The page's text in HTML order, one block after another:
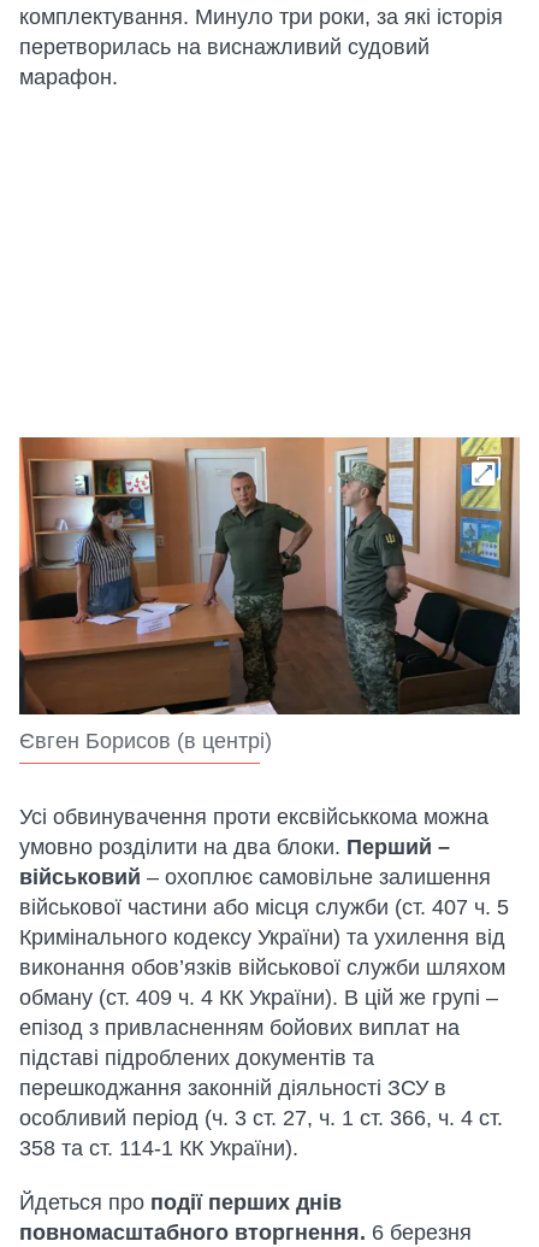
комплектування. Минуло три роки, за які історія
перетворилась на виснажливий судовий
марафон.
Євген Борисов (в центрі)
Усі обвинувачення проти ексвійськкома можна
умовно розділити на два блоки. Перший –
військовий – охоплює самовільне залишення
військової частини або місця служби (ст. 407 ч. 5
Кримінального кодексу України) та ухилення від
виконання обов’язків військової служби шляхом
обману (ст. 409 ч. 4 КК України). В цій же групі –
епізод з привласненням бойових виплат на
підставі підроблених документів та
перешкоджання законній діяльності ЗСУ в
особливий період (ч. 3 ст. 27, ч. 1 ст. 366, ч. 4 ст.
358 та ст. 114-1 КК України).
Йдеться про події перших днів
повномасштабного вторгнення. 6 березня